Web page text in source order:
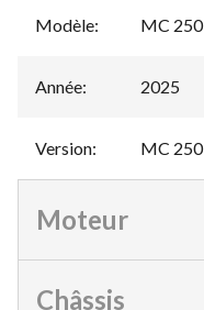
Modèle: MC 250
Année: 2025
Version: MC 250
Moteur
Châssis